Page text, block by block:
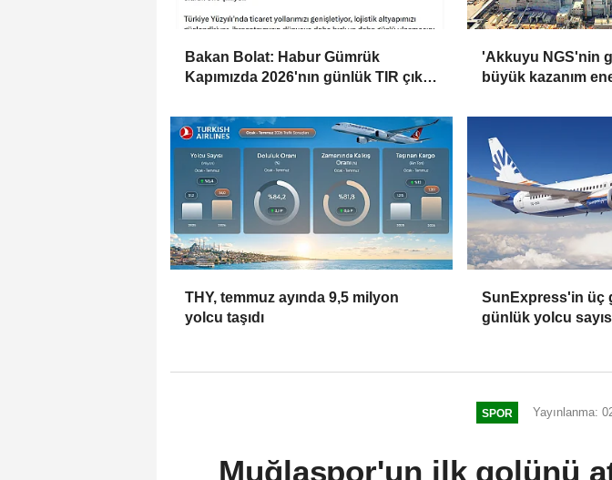
Bakan Bolat: Habur Gümrük
Kapımızda 2026'nın günlük TIR çıkış
'Akkuyu NGS'nin
büyük kazanım
THY, temmuz ayında 9,5 milyon
yolcu taşıdı
SunExpress'in üç
günlük yolcu
SPOR Yayınlanma:
Muğlaspor'un ilk golünü